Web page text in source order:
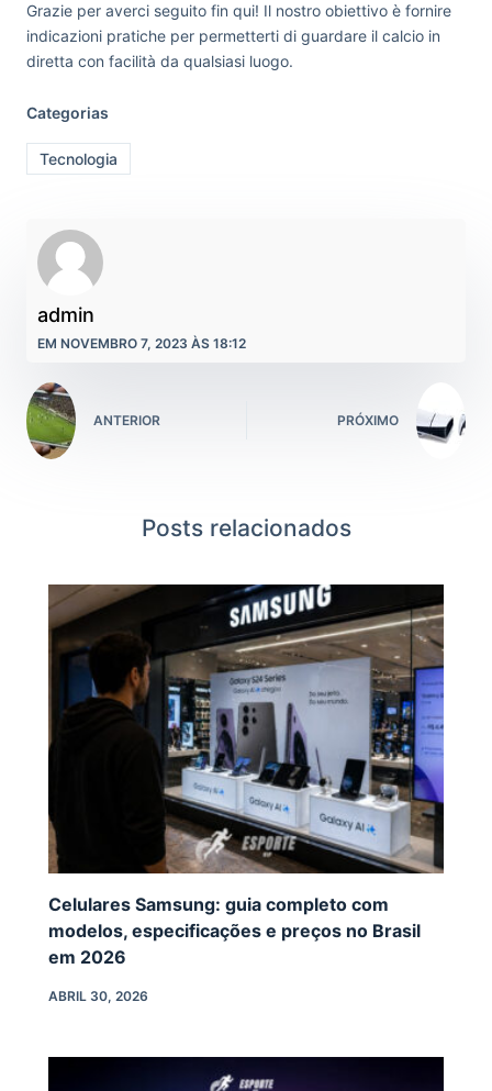
Grazie per averci seguito fin qui! Il nostro obiettivo è fornire
indicazioni pratiche per permetterti di guardare il calcio in
diretta con facilità da qualsiasi luogo.
Categorias
Tecnologia
admin
EM NOVEMBRO 7, 2023 ÀS 18:12
ANTERIOR PRÓXIMO
Posts relacionados
Celulares Samsung: guia completo com
modelos, especificações e preços no Brasil
em 2026
ABRIL 30, 2026